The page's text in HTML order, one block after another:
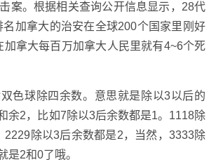
案。根据相关查询公开信息显示，28代
加拿大的治安在全球200个国家里刚好
加拿大每百万加拿大人民里就有4~6个死
色球除四余数。意思就是除以3以后的
余2，比如7除以3后余数都是1。1118除
2229除以3后余数都是2，当然，3333除
是2和0了哦。